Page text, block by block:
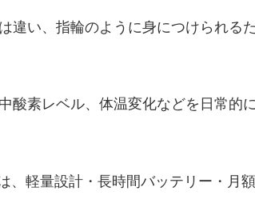
違い、指輪のように身につけられる
酸素レベル、体温変化などを日常的
、軽量設計・長時間バッテリー・月